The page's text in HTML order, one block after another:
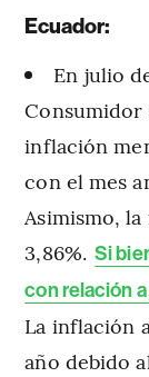
Ecuador:
En julio
Consumidor
inflación
con el mes
Asimismo,
3,86%. Si
con relación
La inflación
año debido